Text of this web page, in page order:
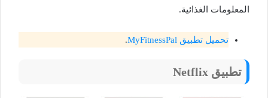
المعلومات الغذائية.
تحميل تطبيق MyFitnessPal .
تطبيق Netflix